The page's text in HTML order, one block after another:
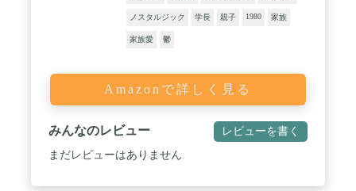
ノスタルジック 学長 親子 1980 家族
家族愛 鬱
Amazonで詳しく見る
みんなのレビュー レビューを書く
まだレビューはありません